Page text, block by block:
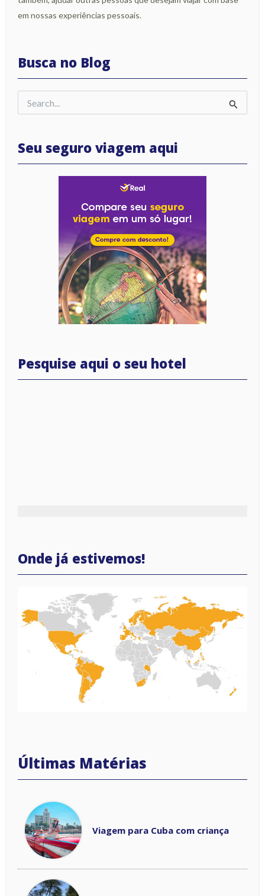
em nossas experiências pessoais.
Busca no Blog
Pesquisar
por:
Seu seguro viagem aqui
Pesquise aqui o seu hotel
Onde já estivemos!
Viagem para Cuba com criança